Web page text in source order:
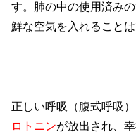
す。肺の中の使用済み
鮮な空気を入れることは
正しい呼吸（腹式呼吸
ロトニンが放出され、